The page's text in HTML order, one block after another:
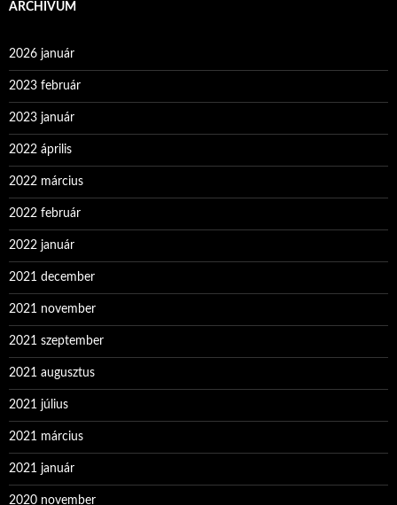
ARCHÍVUM
2026 január
2023 február
2023 január
2022 április
2022 március
2022 február
2022 január
2021 december
2021 november
2021 szeptember
2021 augusztus
2021 július
2021 március
2021 január
2020 november